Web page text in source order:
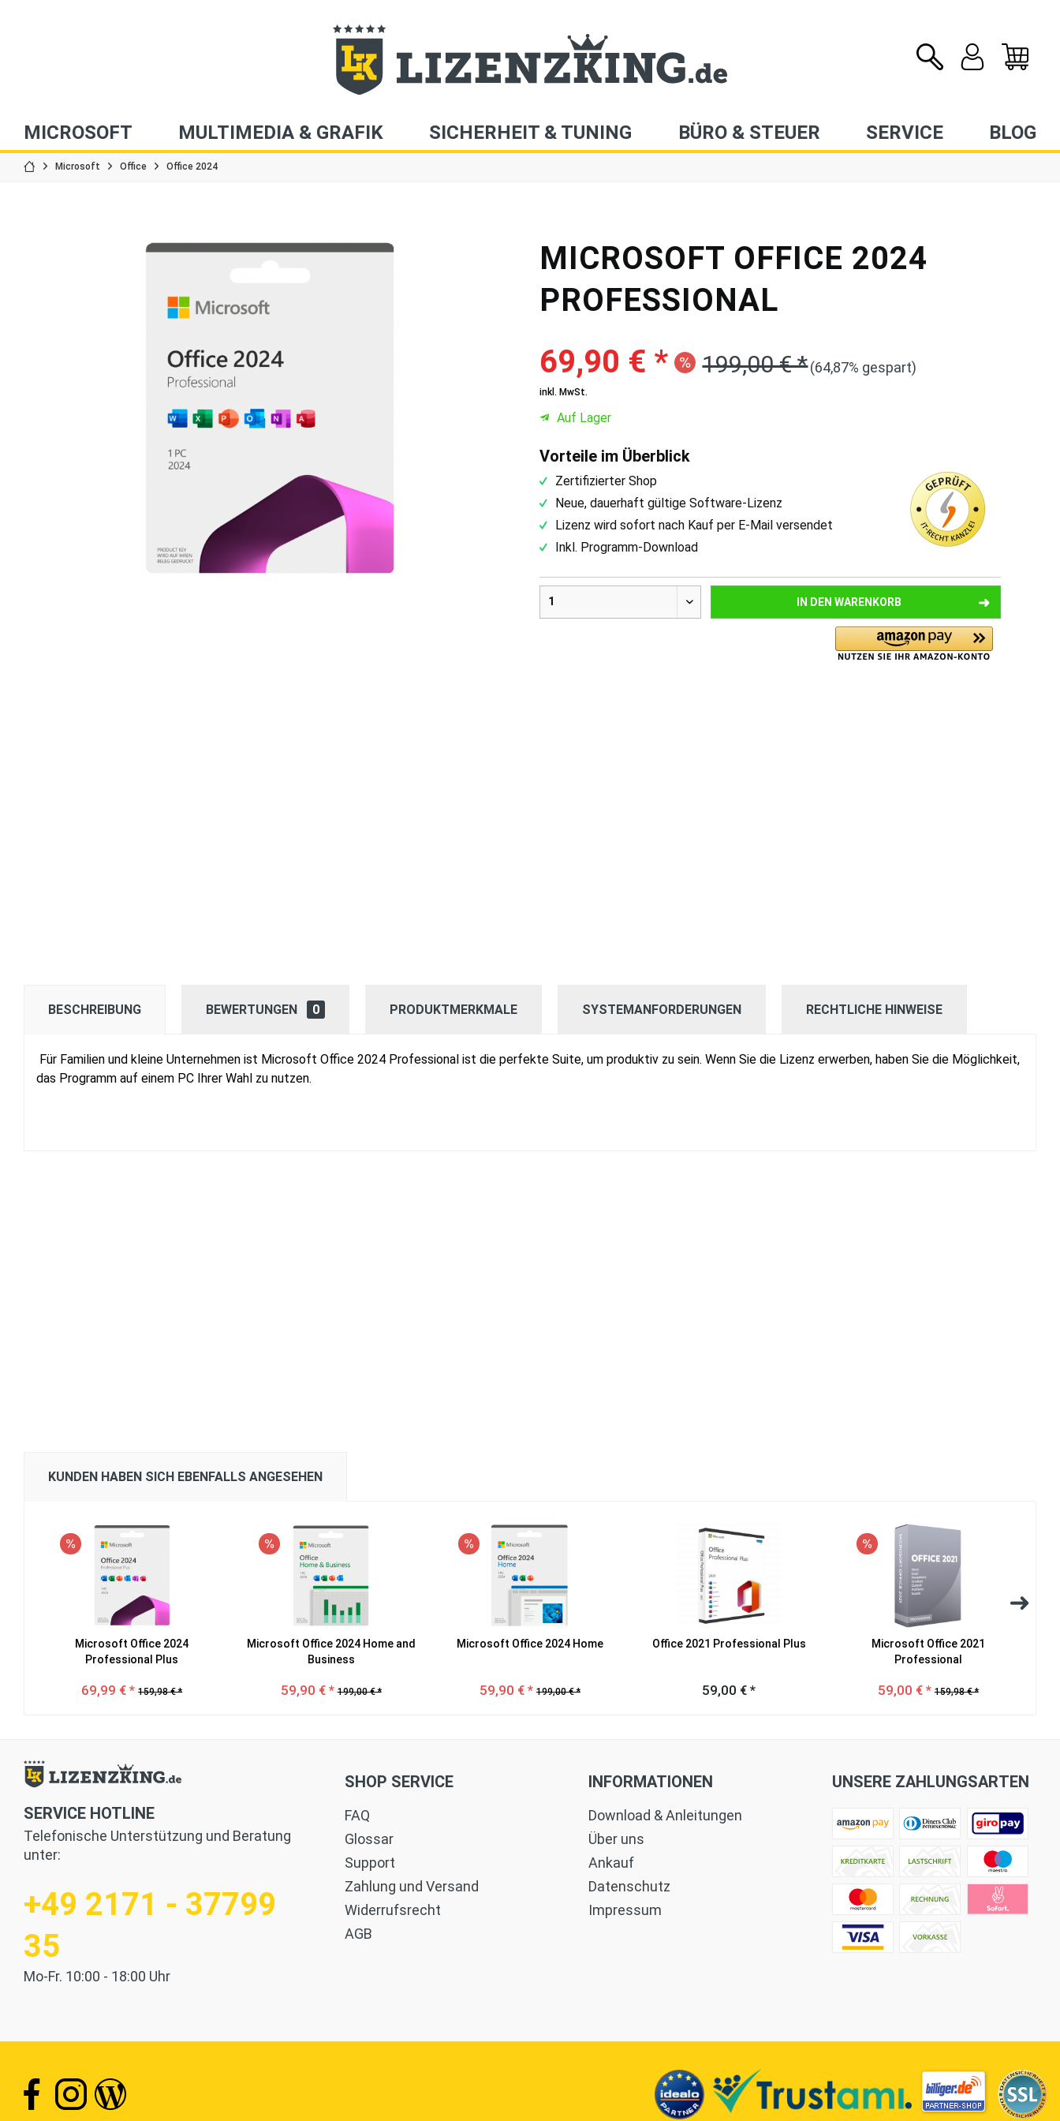
MICROSOFT MULTIMEDIA & GRAFIK SICHERHEIT & TUNING BÜRO & STEUER SERVICE BLOG
Microsoft Office Office 2024
MICROSOFT OFFICE 2024
PROFESSIONAL
69,90 € *
199,00 € *(64,87% gespart)
inkl. MwSt.
Auf Lager
Vorteile im Überblick
Zertifizierter Shop
Neue, dauerhaft gültige Software-Lizenz
Lizenz wird sofort nach Kauf per E-Mail versendet
Inkl. Programm-Download
IN DEN WARENKORB
BESCHREIBUNG BEWERTUNGEN 0 PRODUKTMERKMALE SYSTEMANFORDERUNGEN RECHTLICHE HINWEISE
Für Familien und kleine Unternehmen ist Microsoft Office 2024 Professional ist die perfekte Suite, um produktiv zu sein. Wenn Sie die Lizenz erwerben, haben Sie die Möglichkeit,
das Programm auf einem PC Ihrer Wahl zu nutzen.
KUNDEN HABEN SICH EBENFALLS ANGESEHEN
Microsoft Office 2024
Professional Plus
69,99 € * 159,98 € *
Microsoft Office 2024 Home and
Business
59,90 € * 199,00 € *
Microsoft Office 2024 Home
59,90 € * 199,00 € *
Office 2021 Professional Plus
59,00 € *
Microsoft Office 2021
Professional
59,00 € * 159,98 € *
SERVICE HOTLINE
Telefonische Unterstützung und Beratung
unter:
+49 2171 - 37799
35
Mo-Fr. 10:00 - 18:00 Uhr
SHOP SERVICE
FAQ
Glossar
Support
Zahlung und Versand
Widerrufsrecht
AGB
INFORMATIONEN
Download & Anleitungen
Über uns
Ankauf
Datenschutz
Impressum
UNSERE ZAHLUNGSARTEN